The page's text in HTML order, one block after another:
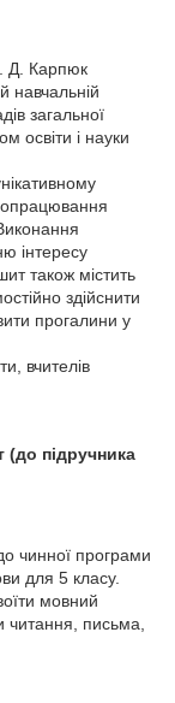
Д. Карпюк
навчальній
загальної
освіти і науки
опрацювання
інтересу
також містить
здійснити
прогалини у
вчителів
підручника
чинної програми
для 5 класу.
мовний
читання, письма,